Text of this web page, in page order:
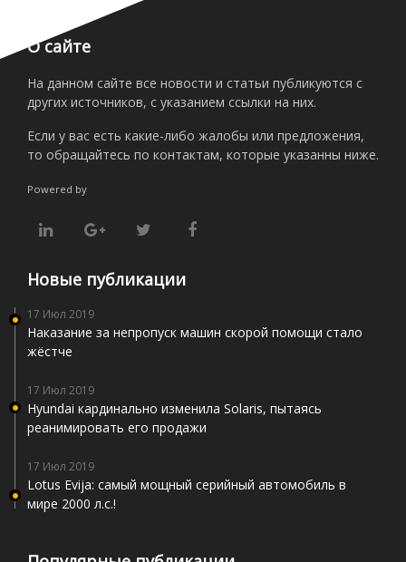
О сайте
На данном сайте все новости и статьи публикуются с
других источников, с указанием ссылки на них.
Если у вас есть какие-либо жалобы или предложения,
то обращайтесь по контактам, которые указанны ниже.
Powered by
Новые публикации
17 Июл 2019
Наказание за непропуск машин скорой помощи стало
жёстче
17 Июл 2019
Hyundai кардинально изменила Solaris, пытаясь
реанимировать его продажи
17 Июл 2019
Lotus Evija: самый мощный серийный автомобиль в
мире 2000 л.с.!